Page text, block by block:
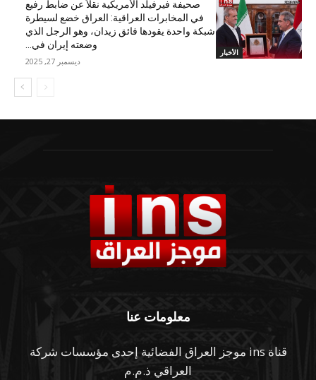
الأخبار
صحيفة فيرفيلد الأمريكية نقلاً عن ضابط رفيع
في المخابرات العراقية: العراق خضع لسيطرة
شبكة واحدة يقودها فائق زيدان، وهو الرجل الذي
وضعته إيران في...
ديسمبر 27, 2025
معلومات عنا
قناة ins موجز العراق الفضائية إحدى مؤسسات شركة
العراقي ذ.م.م